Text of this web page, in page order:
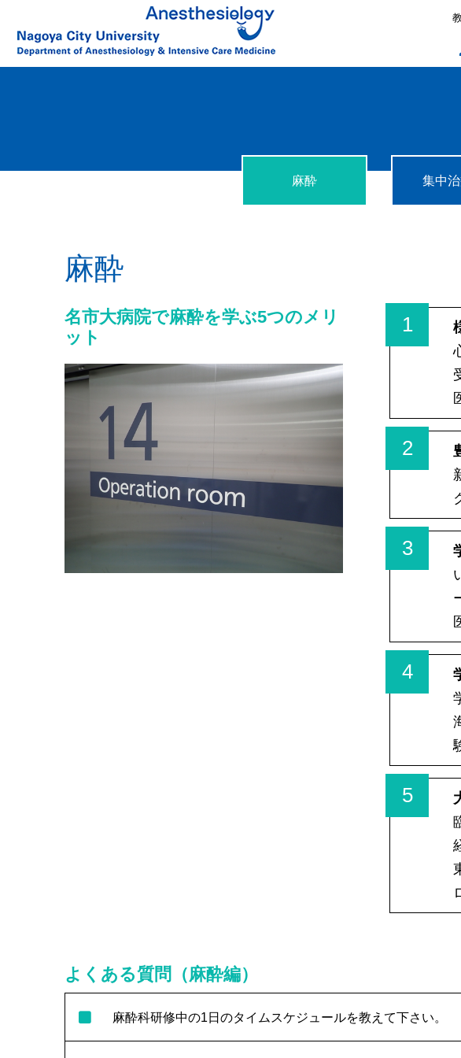
麻酔 集中
麻酔
名市大病院で麻酔を学ぶ5つのメリ
ット
1
2
3
4
5
よくある質問（麻酔編）
麻酔科研修中の1日のタイムスケジュールを教えて下さい。